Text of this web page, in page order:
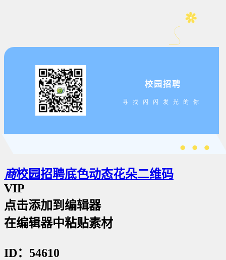
校园招聘
寻找闪闪发光的你
商校园招聘底色动态花朵二维码
VIP
点击添加到编辑器
在编辑器中粘贴素材
ID：54610